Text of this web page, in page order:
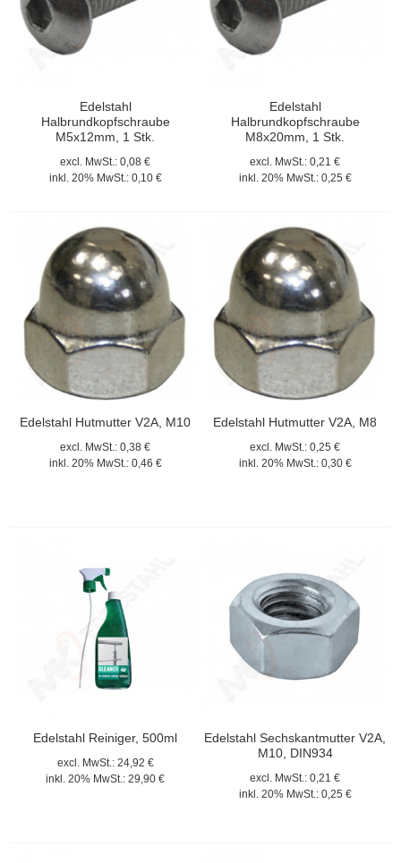
Edelstahl
Halbrundkopfschraube
M5x12mm, 1 Stk.
excl. MwSt.: 0,08 €
inkl. 20% MwSt.: 0,10 €
Edelstahl
Halbrundkopfschraube
M8x20mm, 1 Stk.
excl. MwSt.: 0,21 €
inkl. 20% MwSt.: 0,25 €
Edelstahl Hutmutter V2A, M10
excl. MwSt.: 0,38 €
inkl. 20% MwSt.: 0,46 €
Edelstahl Hutmutter V2A, M8
excl. MwSt.: 0,25 €
inkl. 20% MwSt.: 0,30 €
Edelstahl Reiniger, 500ml
excl. MwSt.: 24,92 €
inkl. 20% MwSt.: 29,90 €
Edelstahl Sechskantmutter V2A,
M10, DIN934
excl. MwSt.: 0,21 €
inkl. 20% MwSt.: 0,25 €